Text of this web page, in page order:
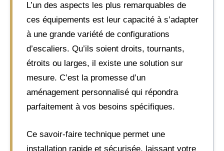
L’un des aspects les plus remarquables de
ces équipements est leur capacité à s’adapter
à une grande variété de configurations
d’escaliers. Qu’ils soient droits, tournants,
étroits ou larges, il existe une solution sur
mesure. C’est la promesse d’un
aménagement personnalisé qui répondra
parfaitement à vos besoins spécifiques.
Ce savoir-faire technique permet une
installation rapide et sécurisée, laissant votre